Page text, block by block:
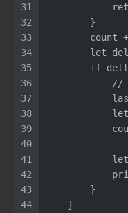
31
32
33
34
35
36
37
38
39
40
41
42
43
44
        }
count
let
if
//
        }
    }